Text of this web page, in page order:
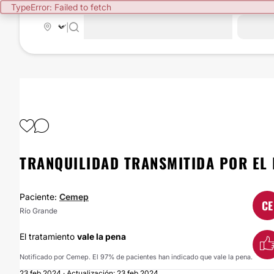
TypeError: Failed to fetch
TRANQUILIDAD TRANSMITIDA POR EL
Paciente: Cemep
Río Grande CE
El tratamiento vale la pena
Notificado por Cemep. El 97% de pacientes han indicado que vale la pena.